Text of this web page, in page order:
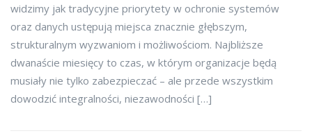
widzimy jak tradycyjne priorytety w ochronie systemów
oraz danych ustępują miejsca znacznie głębszym,
strukturalnym wyzwaniom i możliwościom. Najbliższe
dwanaście miesięcy to czas, w którym organizacje będą
musiały nie tylko zabezpieczać – ale przede wszystkim
dowodzić integralności, niezawodności […]